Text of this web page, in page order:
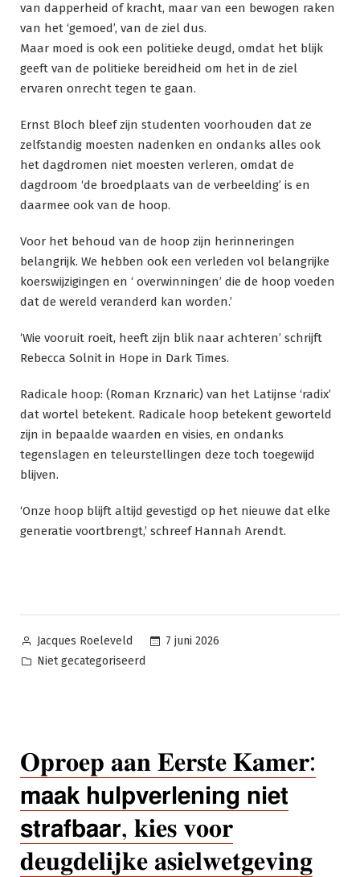
van dapperheid of kracht, maar van een bewogen raken
van het ‘gemoed’, van de ziel dus.
Maar moed is ook een politieke deugd, omdat het blijk
geeft van de politieke bereidheid om het in de ziel
ervaren onrecht tegen te gaan.
Ernst Bloch bleef zijn studenten voorhouden dat ze
zelfstandig moesten nadenken en ondanks alles ook
het dagdromen niet moesten verleren, omdat de
dagdroom ‘de broedplaats van de verbeelding’ is en
daarmee ook van de hoop.
Voor het behoud van de hoop zijn herinneringen
belangrijk. We hebben ook een verleden vol belangrijke
koerswijzigingen en ‘ overwinningen’ die de hoop voeden
dat de wereld veranderd kan worden.’
‘Wie vooruit roeit, heeft zijn blik naar achteren’ schrijft
Rebecca Solnit in Hope in Dark Times.
Radicale hoop: (Roman Krznaric) van het Latijnse ‘radix’
dat wortel betekent. Radicale hoop betekent geworteld
zijn in bepaalde waarden en visies, en ondanks
tegenslagen en teleurstellingen deze toch toegewijd
blijven.
‘Onze hoop blijft altijd gevestigd op het nieuwe dat elke
generatie voortbrengt,’ schreef Hannah Arendt.
Geplaatst
door
Jacques Roeleveld
7 juni 2026
Geplaatst
Niet gecategoriseerd
𝐎𝐩𝐫𝐨𝐞𝐩 𝐚𝐚𝐧 𝐄𝐞𝐫𝐬𝐭𝐞 𝐊𝐚𝐦𝐞𝐫:
𝗺𝗮𝗮𝗸 𝗵𝘂𝗹𝗽𝘃𝗲𝗿𝗹𝗲𝗻𝗶𝗻𝗴 𝗻𝗶𝗲𝘁
𝘀𝘁𝗿𝗮𝗳𝗯𝗮𝗮𝗿, 𝐤𝐢𝐞𝐬 𝐯𝐨𝐨𝐫
𝐝𝐞𝐮𝐠𝐝𝐞𝐥𝐢𝐣𝐤𝐞 𝐚𝐬𝐢𝐞𝐥𝐰𝐞𝐭𝐠𝐞𝐯𝐢𝐧𝐠